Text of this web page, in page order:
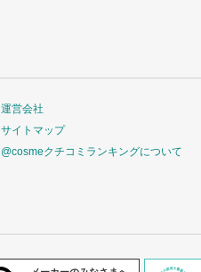
運営会社
サイトマップ
@cosmeクチコミランキングについて